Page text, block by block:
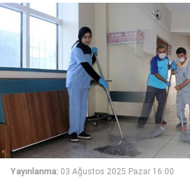
Yayınlanma: 03 Ağustos 2025 Pazar 16:00